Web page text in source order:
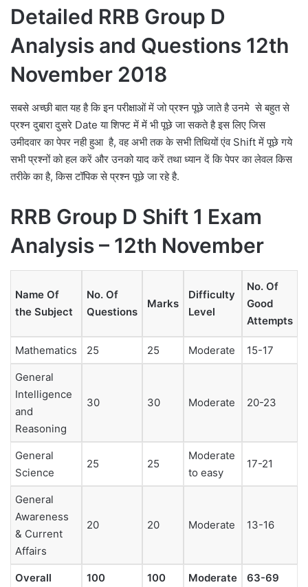
Detailed RRB Group D
Analysis and Questions 12th
November 2018
सबसे अच्छी बात यह है कि इन परीक्षाओं में जो प्रश्न पूछे जाते है उनमे से बहुत से
प्रश्न दुबारा दुसरे Date या शिफ्ट में में भी पूछे जा सकते है इस लिए जिस
उमीदवार का पेपर नही हुआ है, वह अभी तक के सभी तिथियों एंव Shift में पूछे गये
सभी प्रश्नों को हल करें और उनको याद करें तथा ध्यान दें कि पेपर का लेवल किस
तरीके का है, किस टॉपिक से प्रश्न पूछे जा रहे है.
RRB Group D Shift 1 Exam
Analysis – 12th November
Name Of
the Subject
No. Of
Questions
Marks
Difficulty
Level
No. Of
Good
Attempts
Mathematics 25 25 Moderate 15-17
General
Intelligence
and
Reasoning
30 30 Moderate 20-23
General
Science
25 25
Moderate
to easy
17-21
General
Awareness
& Current
Affairs
20 20 Moderate 13-16
Overall 100 100 Moderate 63-69